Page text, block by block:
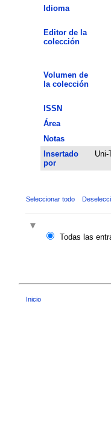
Idioma
Editor de la
colección
Volumen de
la colección
ISSN
Área
Notas
Insertado
por
Uni-
Seleccionar todo
Todas las
Inicio